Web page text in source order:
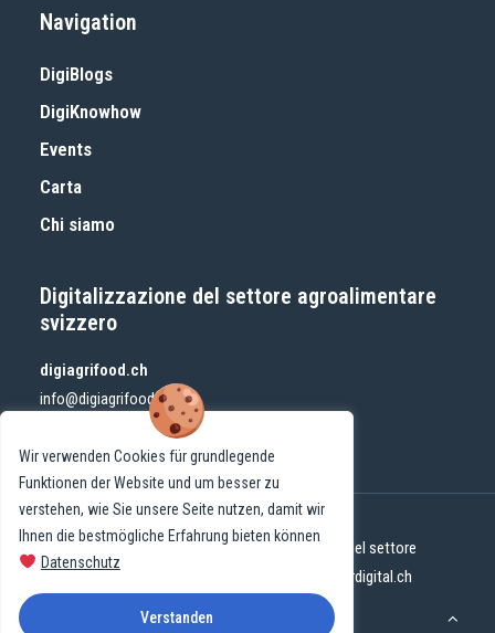
Wir verwenden Cookies für grundlegende
Funktionen der Website und um besser zu
verstehen, wie Sie unsere Seite nutzen, damit wir
Ihnen die bestmögliche Erfahrung bieten können
Datenschutz
Verstanden
Navigation
DigiBlogs
DigiKnowhow
Events
Carta
Chi siamo
Digitalizzazione del settore agroalimentare
svizzero
digiagrifood.ch
info@digiagrifood.ch
© 2024 DigiAgriFoodCH | Digitalizzazione del settore
agroalimentare svizzero | Sito web di
mehrdigital.ch
Impronta
Protezione dati